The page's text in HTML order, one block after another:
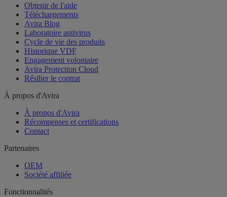
Obtenir de l'aide
Téléchargements
Avira Blog
Laboratoire antivirus
Cycle de vie des produits
Historique VDF
Engagement volontaire
Avira Protection Cloud
Résilier le contrat
À propos d'Avira
À propos d'Avira
Récompenses et certifications
Contact
Partenaires
OEM
Société affiliée
Fonctionnalités